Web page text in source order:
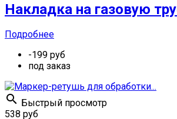
Накладка на газовую
Подробнее
-199 руб
под заказ
 Быстрый просмотр
538 руб